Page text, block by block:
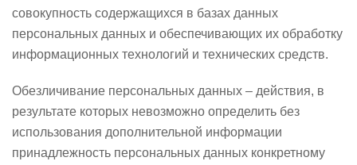
совокупность содержащихся в базах данных
персональных данных и обеспечивающих их обработку
информационных технологий и технических средств.
Обезличивание персональных данных – действия, в
результате которых невозможно определить без
использования дополнительной информации
принадлежность персональных данных конкретному